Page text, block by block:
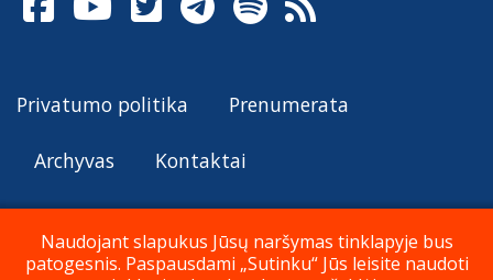
Privatumo politika Prenumerata
Archyvas Kontaktai
© Katalikų Tradicija 2026
Naudojant slapukus Jūsų naršymas tinklapyje bus
patogesnis. Paspausdami „Sutinku“ Jūs leisite naudoti